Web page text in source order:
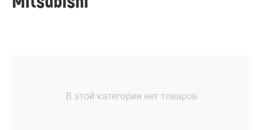
В этой категории нет товаров